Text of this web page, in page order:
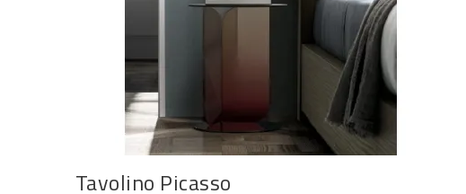
Tavolino Picasso